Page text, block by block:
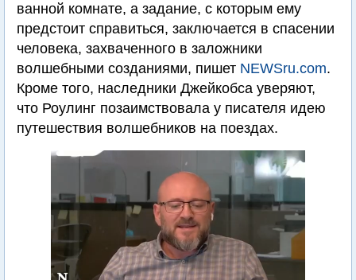
ванной комнате, а задание, с которым ему
предстоит справиться, заключается в спасении
человека, захваченного в заложники
волшебными созданиями, пишет NEWSru.com.
Кроме того, наследники Джейкобса уверяют,
что Роулинг позаимствовала у писателя идею
путешествия волшебников на поездах.